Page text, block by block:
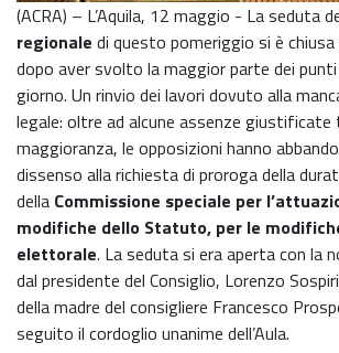
(ACRA) – L’Aquila, 12 maggio - La seduta
regionale di questo pomeriggio si è
dopo aver svolto la maggior parte dei punti
giorno. Un rinvio dei lavori dovuto alla
legale: oltre ad alcune assenze giustificate
maggioranza, le opposizioni hanno
dissenso alla richiesta di proroga della
della Commissione speciale per
modifiche dello Statuto, per le
elettorale. La seduta si era aperta con la
dal presidente del Consiglio, Lorenzo
della madre del consigliere Francesco
seguito il cordoglio unanime dell’Aula.